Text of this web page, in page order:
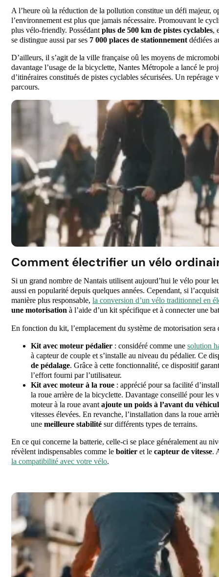
A l’heure où la réduction de la pollution constitue un défi majeur,
l’environnement est plus que jamais nécessaire. Promouvant le
plus vélo-friendly. Possédant plus de 500 km de pistes cyclables,
se distingue aussi par ses 7 000 places de stationnement dédiées
D’ailleurs, il s’agit de la ville française oû les moyens de
davantage l’usage de la bicyclette, Nantes Métropole a lancé le
d’itinéraires constitués de pistes cyclables sécurisées. Un
parcours.
Comment électrifier un vélo
Si un grand nombre de Nantais utilisent aujourd’hui le vélo pour
aussi en popularité depuis quelques années. Cependant, si
manière plus responsable, la conversion d’un vélo traditionnel en
une motorisation à l’aide d’un kit spécifique et à connecter une
En fonction du kit, l’emplacement du système de motorisation sera
Kit avec moteur pédalier : considéré comme une solution
à capteur de couple et s’installe au niveau du pédalier. Ce
de pédalage. Grâce à cette fonctionnalité, ce dispositif
l’effort fourni par l’utilisateur.
Kit avec moteur à la roue : apprécié pour sa facilité
la roue arrière de la bicyclette. Davantage conseillé pour les
moteur à la roue avantajoute un poids à l’avant du
vitesses élevées. En revanche, l’installation dans la roue
une meilleure stabilité sur différents types de terrains.
En ce qui concerne la batterie, celle-ci se place généralement au
révèlent indispensables comme le boitier et le capteur de vitesse.
la compatibilité avec votre vélo.